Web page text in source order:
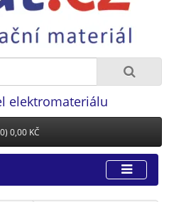
elektromateriálu
0,00 KČ